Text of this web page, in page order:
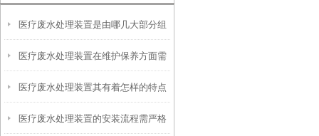
医疗废水处理装置是由哪几大部分组
成的呢？
医疗废水处理装置在维护保养方面需
从以下方面入手
医疗废水处理装置其有着怎样的特点
呢？
医疗废水处理装置的安装流程需严格